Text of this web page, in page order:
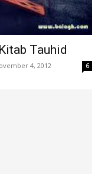
Tauhid
4, 2012 6